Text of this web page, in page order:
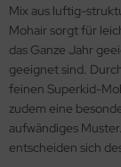
Mix aus luftig-
Mohair sorgt für
das Ganze Jahr
geeignet sind.
feinen Superkid-
zudem eine
aufwändiges
entscheiden sich